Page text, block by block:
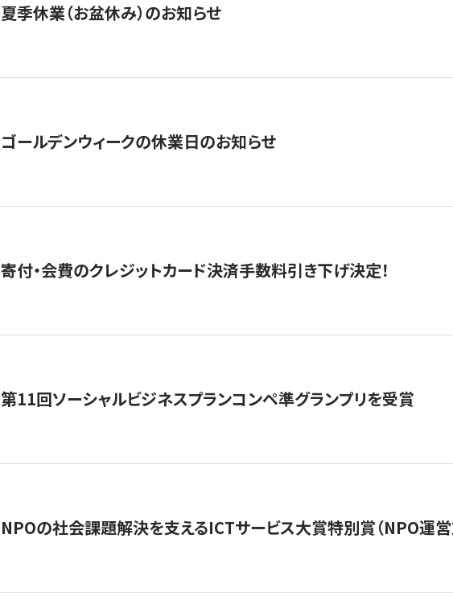
夏季休業（お盆休み）のお知らせ
ゴールデンウィークの休業日のお知らせ
寄付・会費のクレジットカード決済手数料引き下げ決定！
第11回ソーシャルビジネスプランコンペ準グランプリを受賞
NPOの社会課題解決を支えるICTサービス大賞特別賞（NPO運